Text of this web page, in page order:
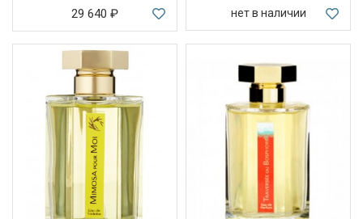
29 640 ₽
нет в наличии